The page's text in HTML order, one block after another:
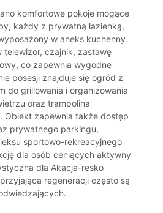
komfortowe pokoje mogące
każdy z prywatną łazienką,
w aneks kuchenny.
telewizor, czajnik, zastawę
co zapewnia wygodne
posesji znajduje się ogród z
do grillowania i organizowania
oraz trampolina
Obiekt zapewnia także dostęp
prywatnego parkingu,
sportowo-rekreacyjnego
dla osób ceniących aktywny
dla Akacja-resko
regeneracji często są